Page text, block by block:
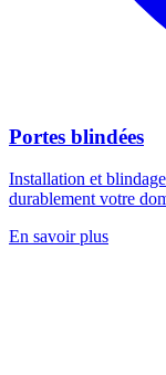
Portes blindées
Installation et
durablement votre
En savoir plus